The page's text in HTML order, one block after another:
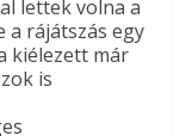
lettek volna a
a rájátszás egy
kiélezett már
is